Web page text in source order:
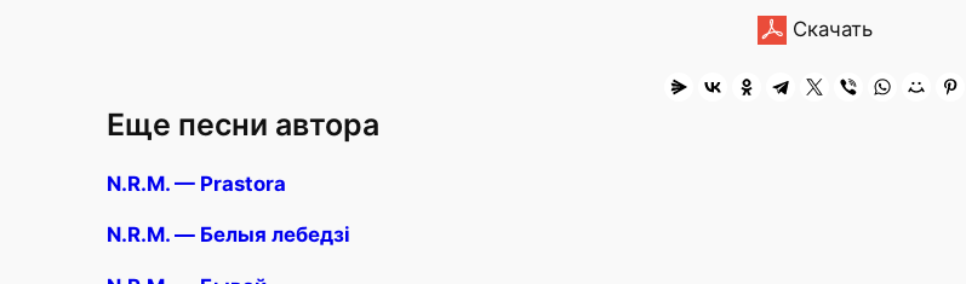
Скачать
Еще песни автора
N.R.M. — Prastora
N.R.M. — Белыя лебедзi